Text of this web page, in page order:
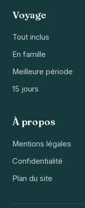
Voyage
Tout inclus
En famille
Meilleure période
15 jours
À propos
Mentions légales
Confidentialité
Plan du site